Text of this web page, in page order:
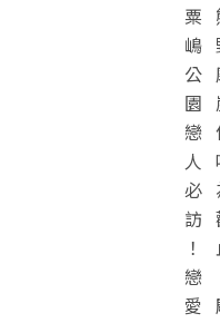
粟
嶋
公
園
戀
人
必
訪
！
戀
愛